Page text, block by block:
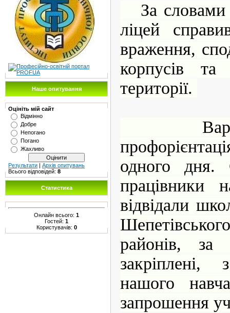
Наше опитування
Оцініть мій сайт
Відмінно
Добре
Непогано
Погано
Жахливо
Результати | Архів опитувань
Всього відповідей: 8
Статистика
Онлайн всього: 1
Гостей: 1
Користувачів: 0
За словами
ліцей
враження,
корпусів
території.
Варто
одного дня.
працівники
відвідали
районів,
нашого
запрошення